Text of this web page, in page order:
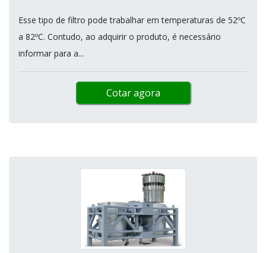
Esse tipo de filtro pode trabalhar em temperaturas de 52ºC
a 82ºC. Contudo, ao adquirir o produto, é necessário
informar para a...
Cotar agora